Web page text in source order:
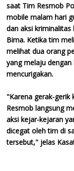
saat Tim Resmob
mobile malam hari
dan aksi
Bima. Ketika tim
melihat dua orang
yang melaju
mencurigakan.
"Karena gerak-
Resmob langsung
aksi kejar-kejaran
dicegat oleh tim di
tersebut," jelas